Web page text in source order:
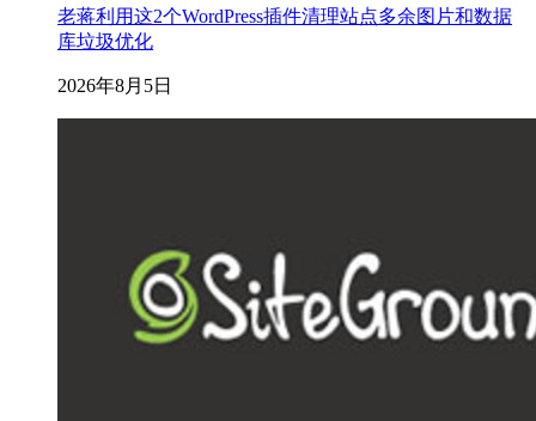
老蒋利用这2个WordPress插件清理站点多余图片和数据
库垃圾优化
2026年8月5日